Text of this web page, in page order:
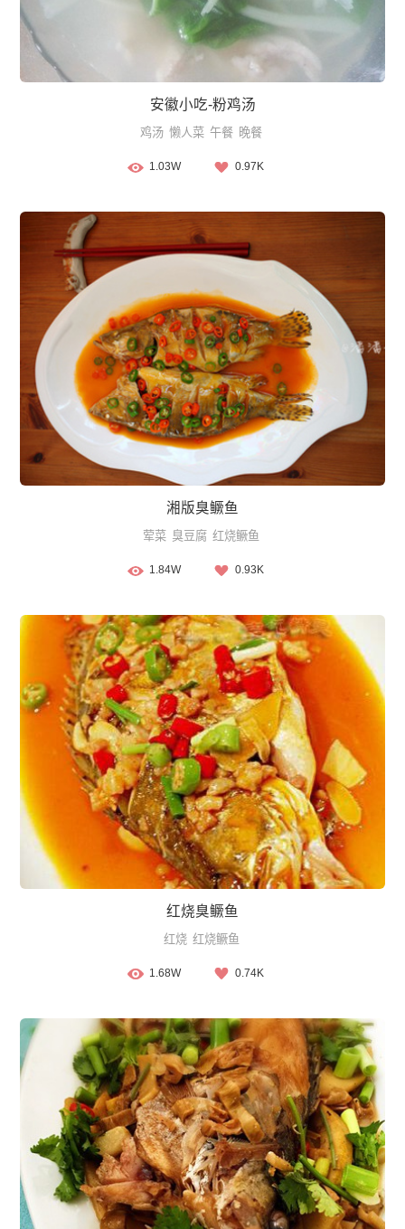
安徽小吃-粉鸡汤
鸡汤 懒人菜 午餐 晚餐
1.03W 0.97K
湘版臭鳜鱼
荤菜 臭豆腐 红烧鳜鱼
1.84W 0.93K
红烧臭鳜鱼
红烧 红烧鳜鱼
1.68W 0.74K